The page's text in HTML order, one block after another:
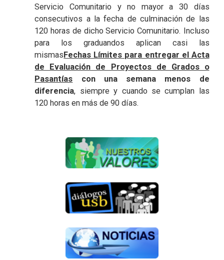
Servicio Comunitario y no mayor a 30 días
consecutivos a la fecha de culminación de las
120 horas de dicho Servicio Comunitario. Incluso
para los graduandos aplican casi las
mismasFechas Límites para entregar el Acta
de Evaluación de Proyectos de Grados o
Pasantías
con una semana menos de
diferencia, siempre y cuando se cumplan las
120 horas en más de 90 días.